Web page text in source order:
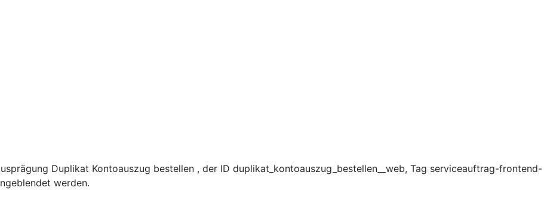
Duplikat Kontoauszug bestellen , der ID duplikat_kontoauszug_bestellen__web, Tag serviceauftrag-frontend-
werden.